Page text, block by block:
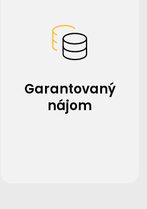
Garantovaný
nájom